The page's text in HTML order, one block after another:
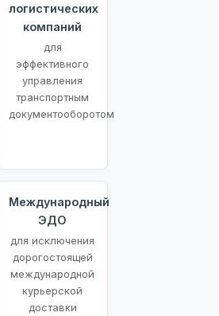
логистических
компаний
для
эффективного
управления
транспортным
документооборотом
Международный
ЭДО
для исключения
дорогостоящей
международной
курьерской
доставки